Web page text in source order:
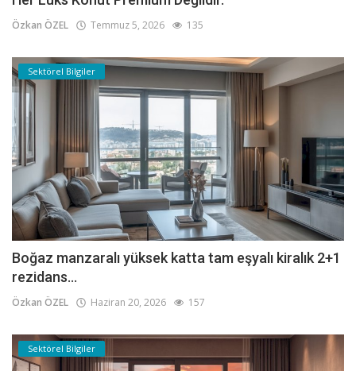
Özkan ÖZEL Temmuz 5, 2026 135
Sektörel Bilgiler
Boğaz manzaralı yüksek katta tam eşyalı kiralık 2+1
rezidans...
Özkan ÖZEL Haziran 20, 2026 157
Sektörel Bilgiler